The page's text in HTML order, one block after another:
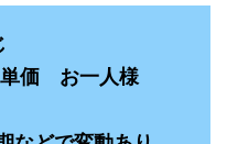
価 お一人様